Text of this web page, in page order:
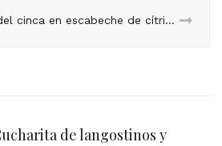
Esturión del cinca en escabeche de cítricos, crema de calabaza e hinojo
de langostinos y